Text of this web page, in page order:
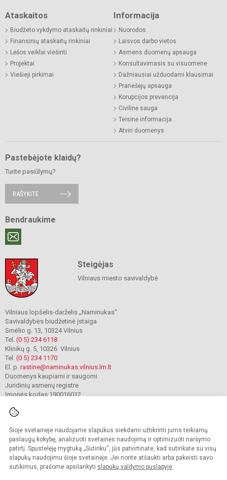
Šioje svetainėje naudojame slapukus siekdami užtikrinti jums teikiamų
paslaugų kokybę, analizuoti svetainės naudojimą ir optimizuoti naršymo
patirtį. Spustelėję mygtuką „Sutinku“, jūs patvirtinate, kad sutinkate su visų
slapukų naudojimu šioje svetainėje. Jei norite atšaukti arba pakeisti savo
sutikimus, prašome apsilankyti slapukų valdymo puslapyje.
Ataskaitos
Biudžeto vykdymo ataskaitų rinkiniai
Finansinių ataskaitų rinkiniai
Lėšos veiklai viešinti
Projektai
Viešieji pirkimai
Informacija
Nuorodos
Laisvos darbo vietos
Asmens duomenų apsauga
Konsultavimasis su visuomene
Dažniausiai užduodami klausimai
Pranešėjų apsauga
Korupcijos prevencija
Civilinė sauga
Teisinė informacija
Atviri duomenys
Pastebėjote klaidų?
Turite pasiūlymų?
RAŠYKITE
Bendraukime
Steigėjas
Vilniaus miesto savivaldybė
Vilniaus lopšelis-darželis „Naminukas“
Savivaldybės biudžetinė įstaiga
Smėlio g. 13, 10324 Vilnius
Tel. (0 5) 234 6118
Klinikų g. 5, 10326 Vilnius
Tel. (0 5) 234 1170
El. p. rastine@naminukas.vilnius.lm.lt
Duomenys kaupiami ir saugomi
Juridinių asmenų registre
Įmonės kodas 190016012
© 2022. Vilniaus lopšelis darželis Naminukas. Visos teisės saugomos.
Kopijuoti turinį be raštiško darželio administracijos sutikimo griežtai draudžiama.
Prieinamumo paraiška Slapukų valdymas
Sumanus būdas atnaujinti